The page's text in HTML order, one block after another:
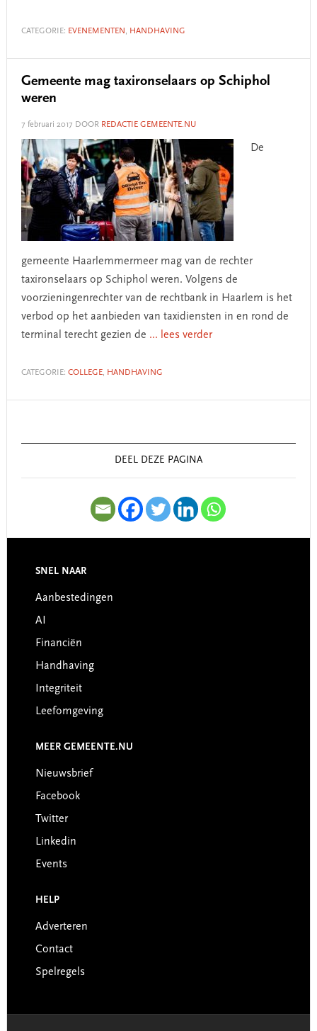
CATEGORIE: EVENEMENTEN , HANDHAVING
Gemeente mag taxironselaars op Schiphol
weren
7 februari 2017 DOOR REDACTIE GEMEENTE.NU
De
gemeente Haarlemmermeer mag van de rechter
taxironselaars op Schiphol weren. Volgens de
voorzieningenrechter van de rechtbank in Haarlem is het
verbod op het aanbieden van taxidiensten in en rond de
terminal terecht gezien de ... lees verder
CATEGORIE: COLLEGE, HANDHAVING
Sidebar
DEEL DEZE PAGINA
Footer
SNEL NAAR
Aanbestedingen
AI
Financiën
Handhaving
Integriteit
Leefomgeving
MEER GEMEENTE.NU
Nieuwsbrief
Facebook
Twitter
Linkedin
Events
HELP
Adverteren
Contact
Spelregels